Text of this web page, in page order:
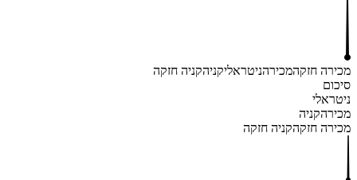
מכירה חזקהמכירהניטראליקניהקניה חזקה
סיכום
ניטראלי
מכירהקניה
מכירה חזקהקניה חזקה